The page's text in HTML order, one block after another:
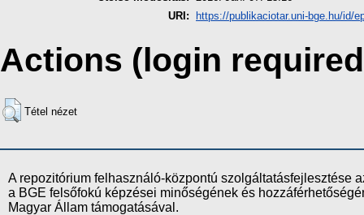
URI:
https://publikaciotar.uni-bge.hu/id/
Actions (login
Tétel nézet
A repozitórium felhasználó-központú szolgáltatásfejlesztése
a BGE felsőfokú képzései minőségének és
Magyar Állam támogatásával.